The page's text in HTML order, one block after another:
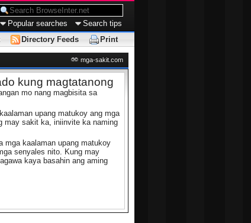
Popular searches
Search tips
Directory Feeds
Print
mga-sakit.com
kung magtatanong
mo nang magbisita sa
upang matukoy ang mga
may sakit ka, iniinvite ka naming
mga kaalaman upang matukoy
senyales nito. Kung may
kaya basahin ang aming